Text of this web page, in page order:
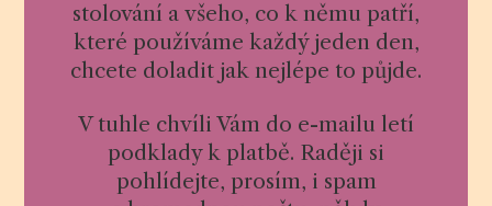
stolování a všeho, co k němu patří,
které používáme každý jeden den,
chcete doladit jak nejlépe to půjde.
V tuhle chvíli Vám do e-mailu letí
podklady k platbě. Raději si
pohlídejte, prosím, i spam